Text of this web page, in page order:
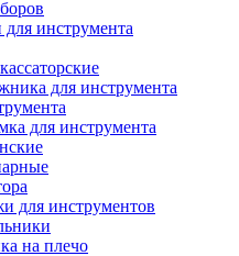
инструмента
для инструмента
для инструмента
для инструментов
на плечо